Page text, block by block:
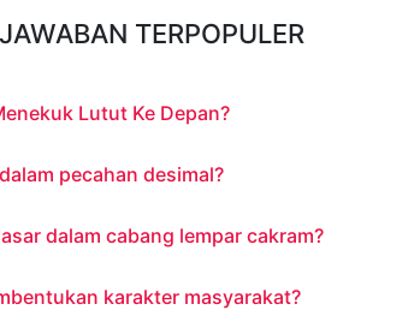
TERPOPULER
Lutut Ke Depan?
pecahan desimal?
dalam cabang lempar cakram?
karakter masyarakat?